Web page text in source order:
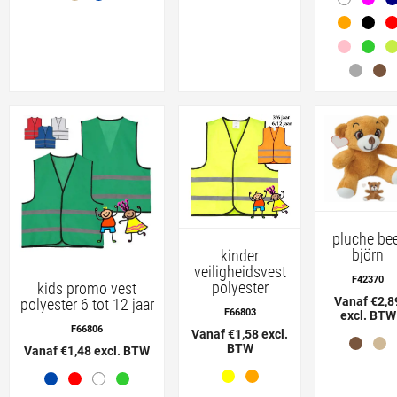
kids promo vest
polyester 6 tot 12 jaar
F66806
Vanaf €1,48 excl. BTW
kinder
veiligheidsvest
polyester
F66803
Vanaf €1,58 excl.
BTW
pluche
björn
F42370
Vanaf
excl. BTW